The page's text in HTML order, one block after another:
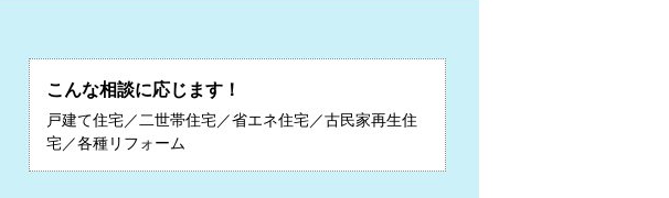
こんな相談に応じます！
戸建て住宅／二世帯住宅／省エネ住宅／古民家再生住
宅／各種リフォーム